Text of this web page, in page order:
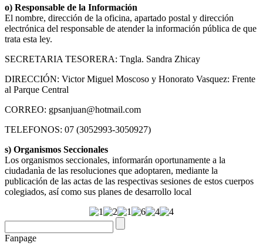
o) Responsable de la Información
El nombre, dirección de la oficina, apartado postal y dirección
electrónica del responsable de atender la información pública de que
trata esta ley.
SECRETARIA TESORERA: Tngla. Sandra Zhicay
DIRECCIÓN: Victor Miguel Moscoso y Honorato Vasquez: Frente
al Parque Central
CORREO: gpsanjuan@hotmail.com
TELEFONOS: 07 (3052993-3050927)
s) Organismos Seccionales
Los organismos seccionales, informarán oportunamente a la
ciudadanìa de las resoluciones que adoptaren, mediante la
publicación de las actas de las respectivas sesiones de estos cuerpos
colegiados, así como sus planes de desarrollo local
Fanpage